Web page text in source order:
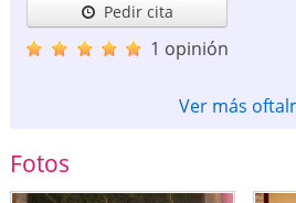
Pedir cita
1 opinión
Ver más
Fotos